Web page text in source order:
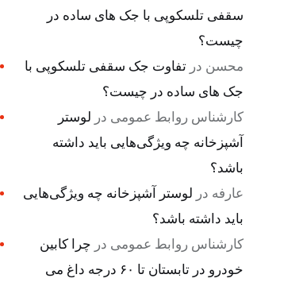
سقفی تلسکوپی با جک های ساده در
چیست؟
محسن در تفاوت جک سقفی تلسکوپی با
جک های ساده در چیست؟
کارشناس روابط عمومی در لوستر
آشپزخانه چه ویژگی‌هایی باید داشته
باشد؟
عارفه در لوستر آشپزخانه چه ویژگی‌هایی
باید داشته باشد؟
کارشناس روابط عمومی در چرا کابین
خودرو در تابستان تا ۶۰ درجه داغ می